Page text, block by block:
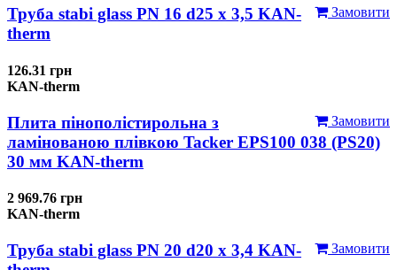
Замовити
Труба stabi glass PN 16 d25 х 3,5 KAN-
therm
126.31 грн
KAN-therm
Замовити
Плита пінополістирольна з
ламінованою плівкою Tacker EPS100 038 (PS20)
30 мм KAN-therm
2 969.76 грн
KAN-therm
Замовити
Труба stabi glass PN 20 d20 х 3,4 KAN-